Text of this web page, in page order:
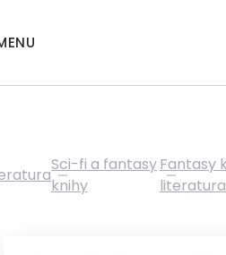
Sci-fi a fantasy
knihy
Fantasy
literatura